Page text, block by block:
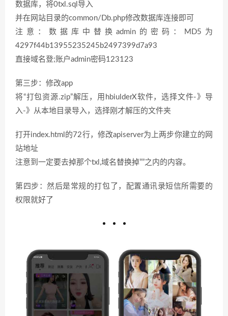
数据库，将0txl.sql导入
并在网站目录的common/Db.php修改数据库连接即可
注意：数据库中替换admin的密码：MD5为
4297f44b13955235245b2497399d7a93
直接域名登;账户admin密码123123
第三步：修改app
将“打包资源.zip”解压，用hbiulderX软件，选择文件-》导
入-》从本地目录导入，选择刚才解压的文件夹
打开index.html的72行，修改apiserver为上两步你建立的网
站地址
注意到一定要去掉那个txl,域名替换掉””之内的内容。
第四步：然后是常规的打包了，配置通讯录短信所需要的
权限就好了